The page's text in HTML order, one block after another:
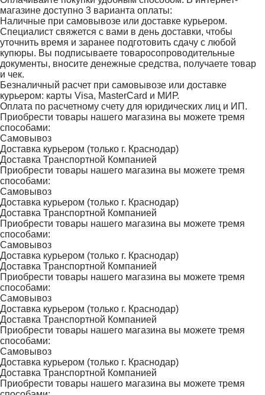
магазине доступно 3 варианта оплаты:
Наличные при самовывозе или доставке курьером.
Специалист свяжется с вами в день доставки, чтобы
уточнить время и заранее подготовить сдачу с любой
купюры. Вы подписываете товаросопроводительные
документы, вносите денежные средства, получаете товар
и чек.
Безналичный расчет при самовывозе или доставке
курьером: карты Visa, MasterCard и МИР.
Оплата по расчетному счету для юридических лиц и ИП.
Приобрести товары нашего магазина вы можете тремя
способами:
Самовывоз
Доставка курьером (только г. Краснодар)
Доставка Транспортной Компанией
Приобрести товары нашего магазина вы можете тремя
способами:
Самовывоз
Доставка курьером (только г. Краснодар)
Доставка Транспортной Компанией
Приобрести товары нашего магазина вы можете тремя
способами:
Самовывоз
Доставка курьером (только г. Краснодар)
Доставка Транспортной Компанией
Приобрести товары нашего магазина вы можете тремя
способами:
Самовывоз
Доставка курьером (только г. Краснодар)
Доставка Транспортной Компанией
Приобрести товары нашего магазина вы можете тремя
способами:
Самовывоз
Доставка курьером (только г. Краснодар)
Доставка Транспортной Компанией
Приобрести товары нашего магазина вы можете тремя